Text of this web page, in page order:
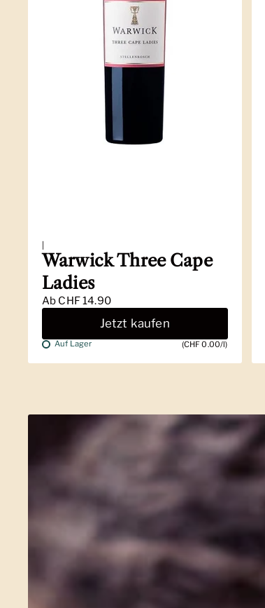
|
Warwick Three Cape
Ladies
Ab CHF 14.90
Jetzt kaufen
Auf Lager (CHF 0.00/l)